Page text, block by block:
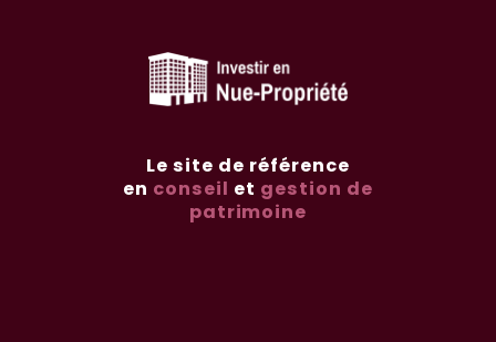
Le site de référence
en conseil et gestion de
patrimoine